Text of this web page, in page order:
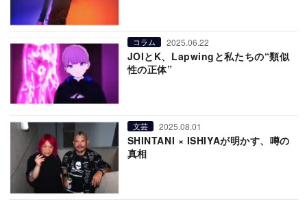
コラム 2025.06.22
JOIとK、Lapwingと私たちの“類似
性の正体”
文芸 2025.08.01
SHINTANI × ISHIYAが明かす、噂の
真相